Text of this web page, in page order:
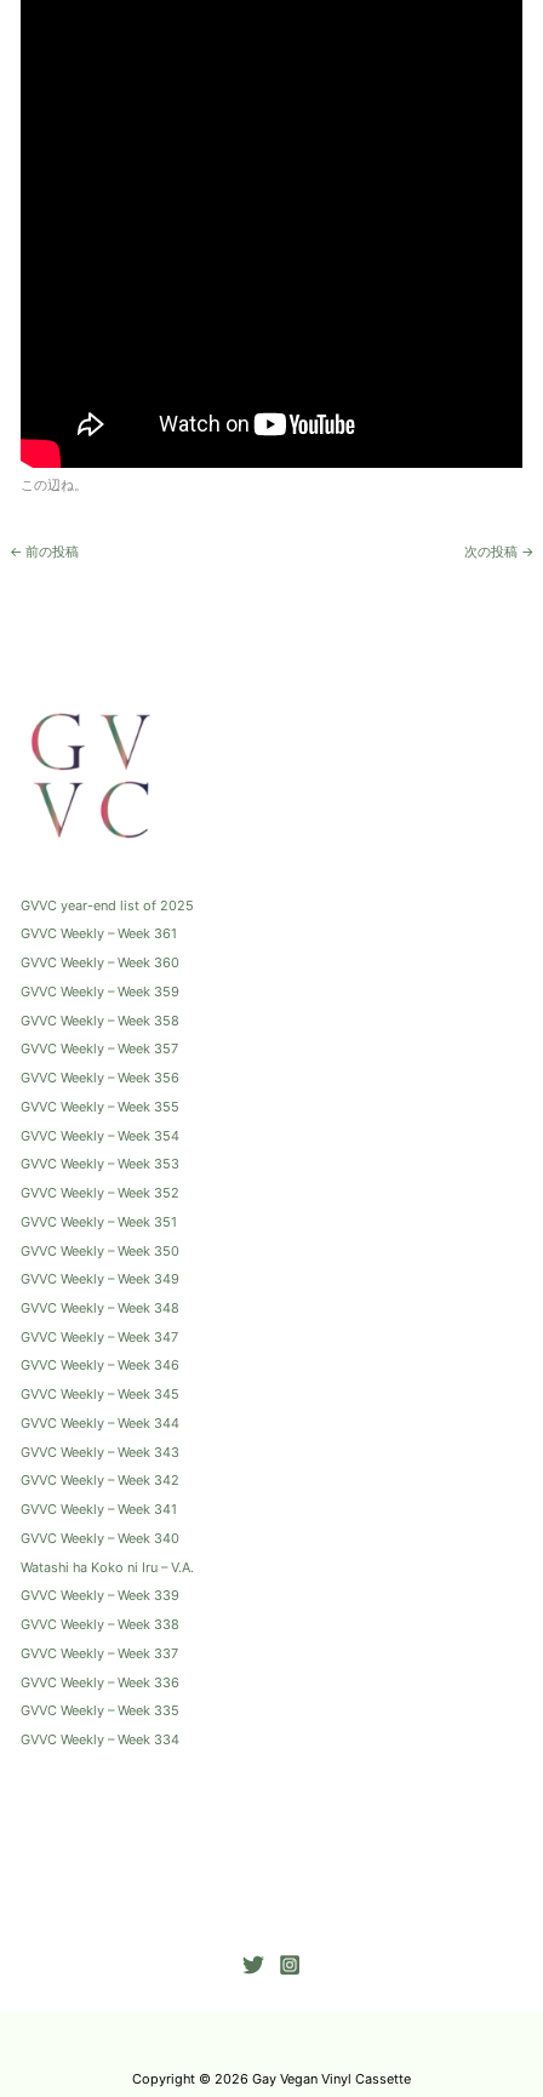
この辺ね。
← 前の投稿 次の投稿 →
GVVC year-end list of 2025
GVVC Weekly – Week 361
GVVC Weekly – Week 360
GVVC Weekly – Week 359
GVVC Weekly – Week 358
GVVC Weekly – Week 357
GVVC Weekly – Week 356
GVVC Weekly – Week 355
GVVC Weekly – Week 354
GVVC Weekly – Week 353
GVVC Weekly – Week 352
GVVC Weekly – Week 351
GVVC Weekly – Week 350
GVVC Weekly – Week 349
GVVC Weekly – Week 348
GVVC Weekly – Week 347
GVVC Weekly – Week 346
GVVC Weekly – Week 345
GVVC Weekly – Week 344
GVVC Weekly – Week 343
GVVC Weekly – Week 342
GVVC Weekly – Week 341
GVVC Weekly – Week 340
Watashi ha Koko ni Iru – V.A.
GVVC Weekly – Week 339
GVVC Weekly – Week 338
GVVC Weekly – Week 337
GVVC Weekly – Week 336
GVVC Weekly – Week 335
GVVC Weekly – Week 334
Copyright © 2026 Gay Vegan Vinyl Cassette